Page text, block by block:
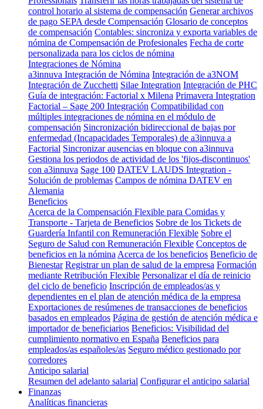
control horario al sistema de compensación Generar archivos
de pago SEPA desde Compensación Glosario de conceptos
de compensación Contables: sincroniza y exporta variables de
nómina de Compensación de Profesionales Fecha de corte
personalizada para los ciclos de nómina
Integraciones de Nómina
a3innuva Integración de Nómina Integración de a3NOM
Integración de Zucchetti Silae Integration Integración de PHC
Guía de integración: Factorial x Milena Primavera Integration
Factorial – Sage 200 Integración Compatibilidad con
múltiples integraciones de nómina en el módulo de
compensación Sincronización bidireccional de bajas por
enfermedad (Incapacidades Temporales) de a3innuva a
Factorial Sincronizar ausencias en bloque con a3innuva
Gestiona los periodos de actividad de los 'fijos-discontinuos'
con a3innuva Sage 100 DATEV LAUDS Integration -
Solución de problemas Campos de nómina DATEV en
Alemania
Beneficios
Acerca de la Compensación Flexible para Comidas y
Transporte - Tarjeta de Beneficios Sobre de los Tickets de
Guardería Infantil con Remuneración Flexible Sobre el
Seguro de Salud con Remuneración Flexible Conceptos de
beneficios en la nómina Acerca de los beneficios Beneficio de
Bienestar Registrar un plan de salud de la empresa Formación
mediante Retribución Flexible Personalizar el día de reinicio
del ciclo de beneficio Inscripción de empleados/as y
dependientes en el plan de atención médica de la empresa
Exportaciones de resúmenes de transacciones de beneficios
basados en empleados Página de gestión de atención médica e
importador de beneficiarios Beneficios: Visibilidad del
cumplimiento normativo en España Beneficios para
empleados/as españoles/as Seguro médico gestionado por
corredores
Anticipo salarial
Resumen del adelanto salarial Configurar el anticipo salarial
Finanzas
Analíticas financieras